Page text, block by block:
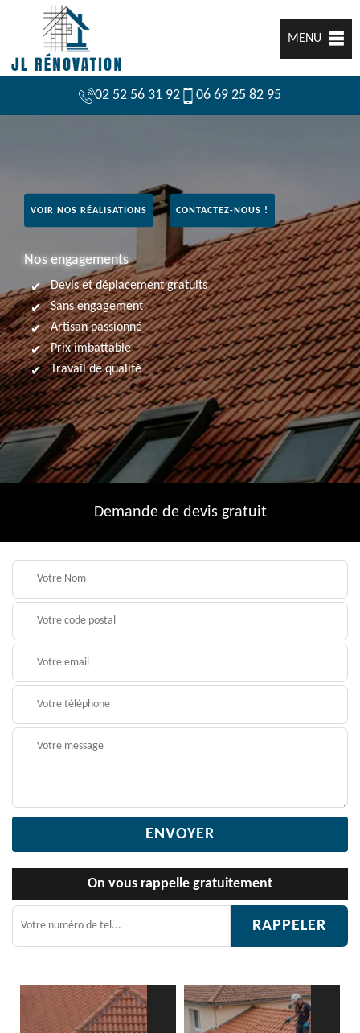
MENU
02 52 56 31 92 06 69 25 82 95
VOIR NOS RÉALISATIONS CONTACTEZ-NOUS !
Nos engagements
Devis et déplacement gratuits
Sans engagement
Artisan passionné
Prix imbattable
Travail de qualité
Demande de devis gratuit
On vous rappelle gratuitement